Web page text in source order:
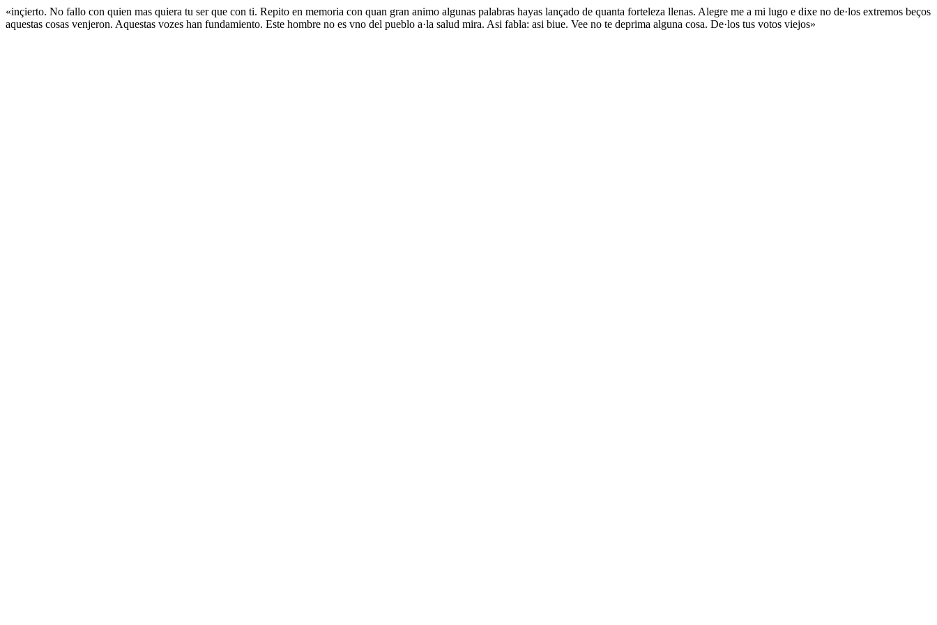
«inçierto. No fallo con quien mas quiera tu ser que con ti. Repito en memoria con quan gran animo algunas palabras hayas lançado de quanta forteleza llenas. Alegre me a mi lugo e dixe no de·los extremos beços
aquestas cosas venjeron. Aquestas vozes han fundamiento. Este hombre no es vno del pueblo a·la salud mira. Asi fabla: asi biue. Vee no te deprima alguna cosa. De·los tus votos viejos»